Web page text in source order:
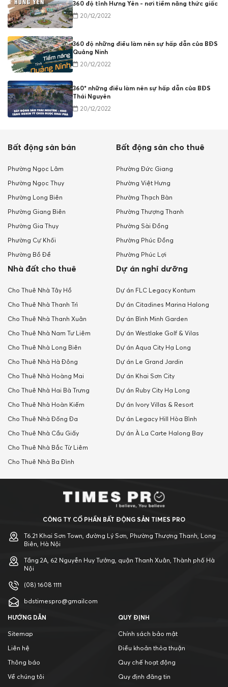
360 độ tỉnh Hưng Yên - nơi tiềm năng thức giấc
20/12/2022
360 độ những điều làm nên sự hấp dẫn của BĐS
Quảng Ninh
20/12/2022
360* những điều làm nên sự hấp dẫn của BĐS
Thái Nguyên
20/12/2022
Bất động sản bán
Phường Ngọc Lâm
Phường Ngọc Thụy
Phường Long Biên
Phường Giang Biên
Phường Gia Thụy
Phường Cự Khối
Phường Bồ Đề
Bất động sản cho thuê
Phường Đức Giang
Phường Việt Hưng
Phường Thạch Bàn
Phường Thượng Thanh
Phường Sài Đồng
Phường Phúc Đồng
Phường Phúc Lợi
Nhà đất cho thuê
Cho Thuê Nhà Tây Hồ
Cho Thuê Nhà Thanh Trì
Cho Thuê Nhà Thanh Xuân
Cho Thuê Nhà Nam Tư Liêm
Cho Thuê Nhà Long Biên
Cho Thuê Nhà Hà Đông
Cho Thuê Nhà Hoàng Mai
Cho Thuê Nhà Hai Bà Trưng
Cho Thuê Nhà Hoàn Kiếm
Cho Thuê Nhà Đống Đa
Cho Thuê Nhà Cầu Giấy
Cho Thuê Nhà Bắc Từ Liêm
Cho Thuê Nhà Ba Đình
Dự án nghỉ dưỡng
Dự án FLC Legacy Kontum
Dự án Citadines Marina Halong
Dự án Bình Minh Garden
Dự án Westlake Golf & Vilas
Dự án Aqua City Hạ Long
Dự án Le Grand Jardin
Dự án Khai Sơn City
Dự án Ruby City Hạ Long
Dự án Ivory Villas & Resort
Dự án Legacy Hill Hòa Bình
Dự án À La Carte Halong Bay
CÔNG TY CỔ PHẦN BẤT ĐỘNG SẢN TIMES PRO
T6.21 Khai Sơn Town, đường Lý Sơn, Phường Thượng Thanh, Long
Biên, Hà Nội
Tầng 2A, 62 Nguyễn Huy Tưởng, quận Thanh Xuân, Thành phố Hà
Nội
(08) 1608 1111
bdstimespro@gmailcom
HƯỚNG DẪN
Sitemap
Liên hệ
Thông báo
Về chúng tôi
QUY ĐỊNH
Chính sách bảo mật
Điều khoản thỏa thuận
Quy chế hoạt động
Quy định đăng tin